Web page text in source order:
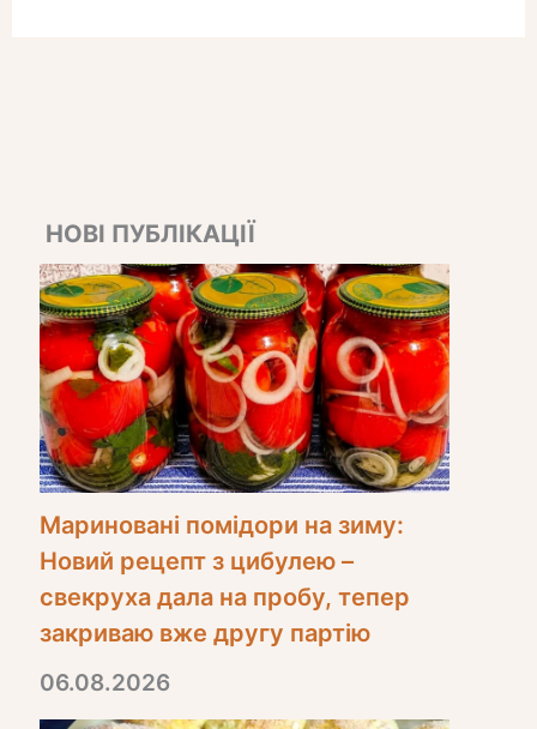
НОВІ ПУБЛІКАЦІЇ
Мариновані помідори на зиму:
Новий рецепт з цибулею –
свекруха дала на пробу, тепер
закриваю вже другу партію
06.08.2026